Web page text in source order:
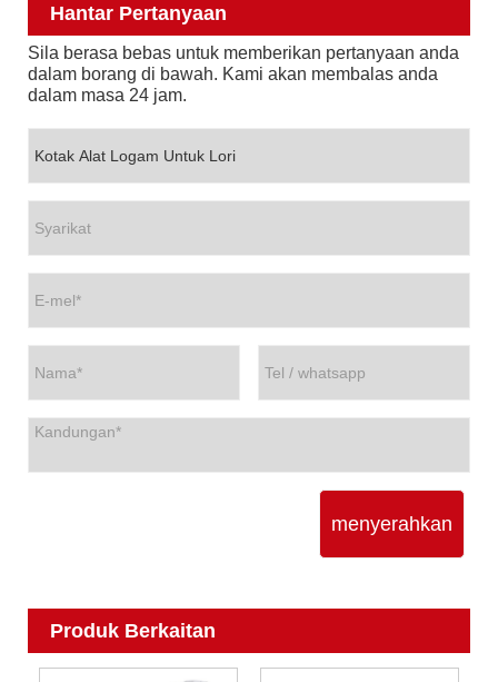
Hantar Pertanyaan
Sila berasa bebas untuk memberikan pertanyaan anda
dalam borang di bawah. Kami akan membalas anda
dalam masa 24 jam.
menyerahkan
Produk Berkaitan